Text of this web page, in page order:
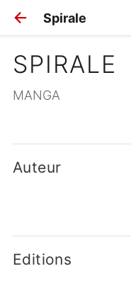
Spirale
SPIRALE
MANGA
Auteur
Editions